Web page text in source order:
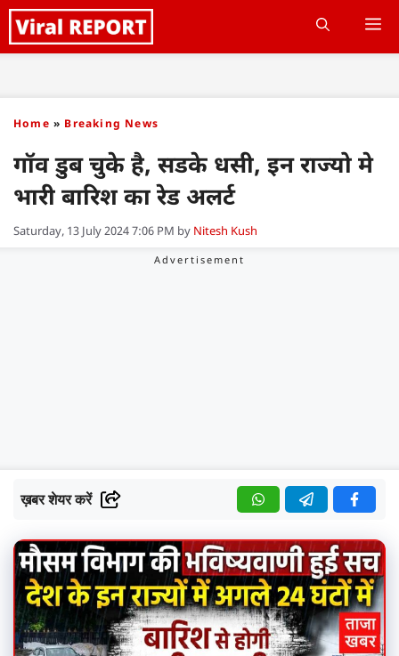
Skip
to
Home » Breaking News
गॉव डुब चुके है, सडके धसी, इन राज्यो मे
भारी बारिश का रेड अलर्ट
Saturday, 13 July 2024 7:06 PM by Nitesh Kush
ख़बर शेयर करें